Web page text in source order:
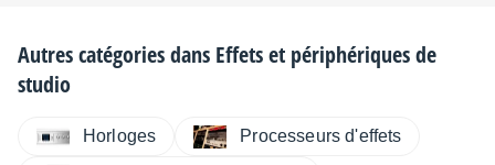
Pan your guitar to create brand new sounds
Complete EQ Control
Autres catégories dans Effets et périphériques de
studio
Horloges Processeurs d'effets